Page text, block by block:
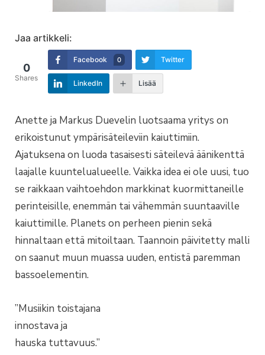
Jaa artikkeli:
0
Shares
Facebook 0 Twitter
LinkedIn Lisää
Anette ja Markus Duevelin luotsaama yritys on
erikoistunut ympärisäteileviin kaiuttimiin.
Ajatuksena on luoda tasaisesti säteilevä äänikenttä
laajalle kuuntelualueelle. Vaikka idea ei ole uusi, tuo
se raikkaan vaihtoehdon markkinat kuormittaneille
perinteisille, enemmän tai vähemmän suuntaaville
kaiuttimille. Planets on perheen pienin sekä
hinnaltaan että mitoiltaan. Taannoin päivitetty malli
on saanut muun muassa uuden, entistä paremman
bassoelementin.
”Musiikin toistajana
innostava ja
hauska tuttavuus.”